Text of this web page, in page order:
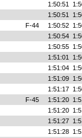
1:50:51
1:50:51
F-44 1:50:52
1:50:54
1:50:55
1:51:01
1:51:04
1:51:09
1:51:17
F-45 1:51:20
1:51:20
1:51:27
1:51:28